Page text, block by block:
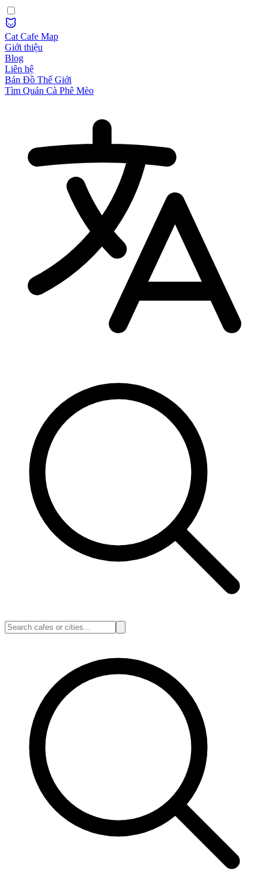
Cat Cafe Map
Giới thiệu
Blog
Liên hệ
Bản Đồ Thế Giới
Tìm Quán Cà Phê Mèo